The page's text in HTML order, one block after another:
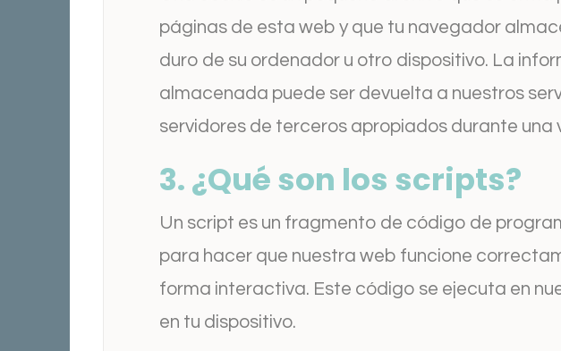
páginas de esta web y que tu navegador
duro de su ordenador u otro dispositivo. La
almacenada puede ser devuelta a nuestros
servidores de terceros apropiados durante una
3. ¿Qué son los scripts?
Un script es un fragmento de código de
para hacer que nuestra web funcione
forma interactiva. Este código se ejecuta en
en tu dispositivo.